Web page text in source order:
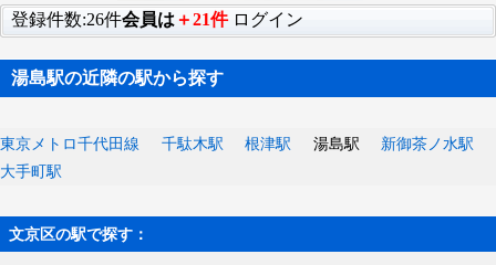
登録件数:26件会員は ＋21件 ログイン
湯島駅の近隣の駅から探す
東京メトロ千代田線 千駄木駅 根津駅 湯島駅
新御茶ノ水駅
大手町駅
文京区の駅で探す：